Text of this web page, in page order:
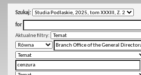
Szukaj:
for
Aktualne filtry: